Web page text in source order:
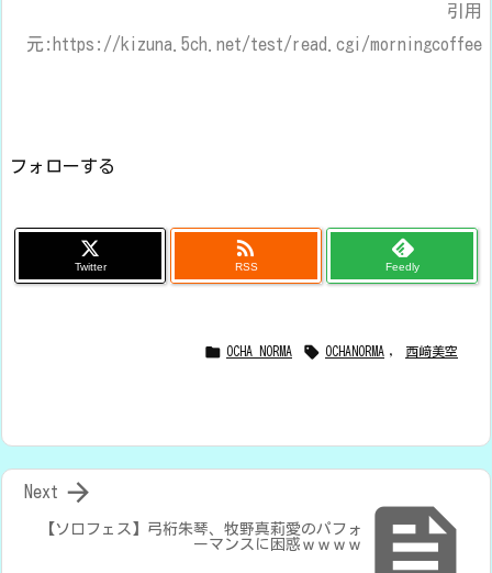
引用
元:https://kizuna.5ch.net/test/read.cgi/morningcoffee
フォローする
Twitter

RSS Feedly
 OCHA NORMA  OCHANORMA , 西﨑美空

【ソロフェス】弓桁朱琴、牧野真莉愛のパフォ
ーマンスに困惑ｗｗｗｗ

Next